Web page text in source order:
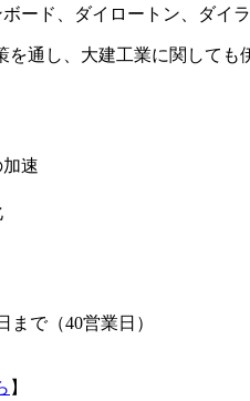
ード、ダイロートン、ダイ
を通し、大建工業に関して
速
で（40営業日）
】